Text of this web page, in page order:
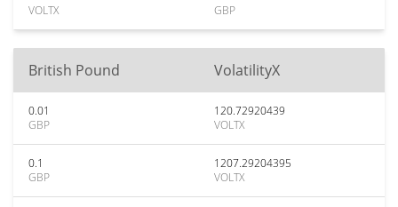
VOLTX
GBP
British Pound VolatilityX
0.01
GBP
120.72920439
VOLTX
0.1
GBP
1207.29204395
VOLTX